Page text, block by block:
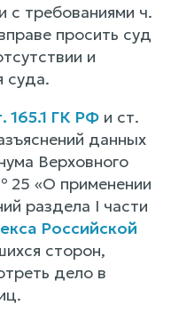
с требованиями ч.
просить суд
и
суда.
165.1 ГК РФ и ст.
данных
Верховного
«О применении
раздела I части
Российской
сторон,
дело в